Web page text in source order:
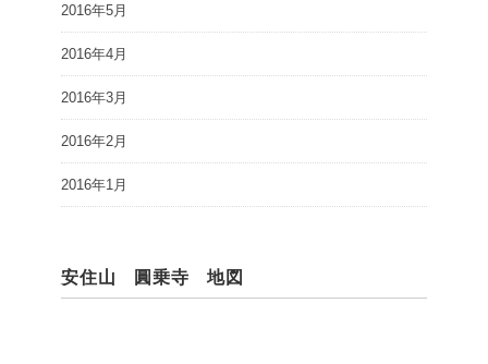
2016年5月
2016年4月
2016年3月
2016年2月
2016年1月
安住山 圓乗寺 地図